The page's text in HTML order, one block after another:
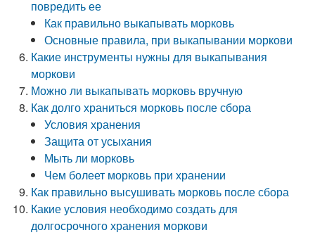
повредить ее
Как правильно выкапывать морковь
Основные правила, при выкапывании моркови
Какие инструменты нужны для выкапывания
моркови
Можно ли выкапывать морковь вручную
Как долго храниться морковь после сбора
Условия хранения
Защита от усыхания
Мыть ли морковь
Чем болеет морковь при хранении
Как правильно высушивать морковь после сбора
Какие условия необходимо создать для
долгосрочного хранения моркови